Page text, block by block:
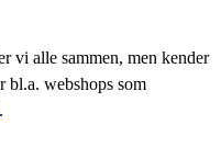
vi alle sammen, men kender
bl.a. webshops som
.